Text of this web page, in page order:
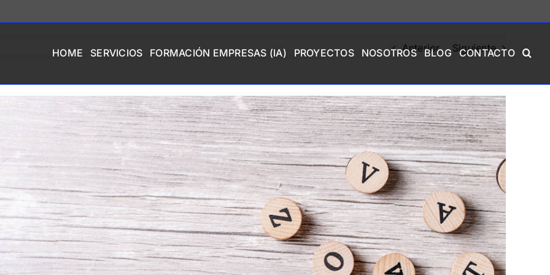
HOME SERVICIOS FORMACIÓN EMPRESAS (IA) PROYECTOS NOSOTROS BLOG CONTACTO
Anterior Siguiente